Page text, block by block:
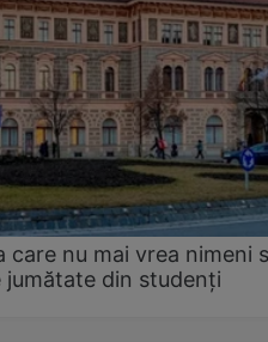
care nu mai vrea nimeni
din studenţi